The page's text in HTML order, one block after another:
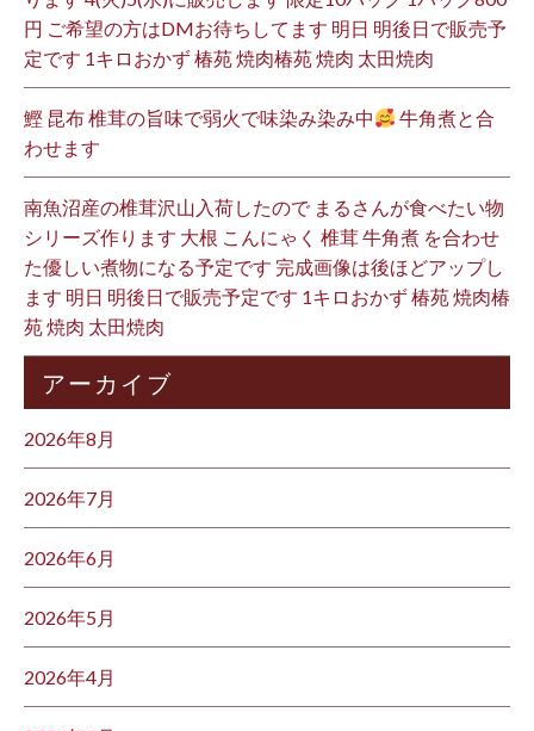
円 ご希望の方はDMお待ちしてます 明日 明後日で販売予
定です 1キロおかず 椿苑 焼肉椿苑 焼肉 太田焼肉
鰹 昆布 椎茸の旨味で弱火で味染み染み中
牛角煮と合
わせます
南魚沼産の椎茸沢山入荷したので まるさんが食べたい物
シリーズ作ります 大根 こんにゃく 椎茸 牛角煮 を合わせ
た優しい煮物になる予定です 完成画像は後ほどアップし
ます 明日 明後日で販売予定です 1キロおかず 椿苑 焼肉椿
苑 焼肉 太田焼肉
アーカイブ
2026年8月
2026年7月
2026年6月
2026年5月
2026年4月